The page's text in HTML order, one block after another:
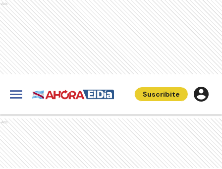
Ads
Suscribite
Ads